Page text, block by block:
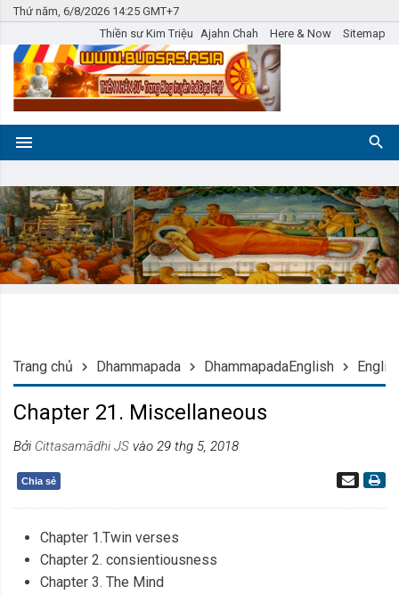
Thứ năm, 6/8/2026 14:25 GMT+7
Thiền sư Kim Triệu Ajahn Chah Here & Now Sitemap
Trang chủ Dhammapada DhammapadaEnglish
Chapter 21. Miscellaneous
Bởi Cittasamādhi JS vào 29 thg 5, 2018
Chia sẻ
Chapter 1.Twin verses
Chapter 2. consientiousness
Chapter 3. The Mind